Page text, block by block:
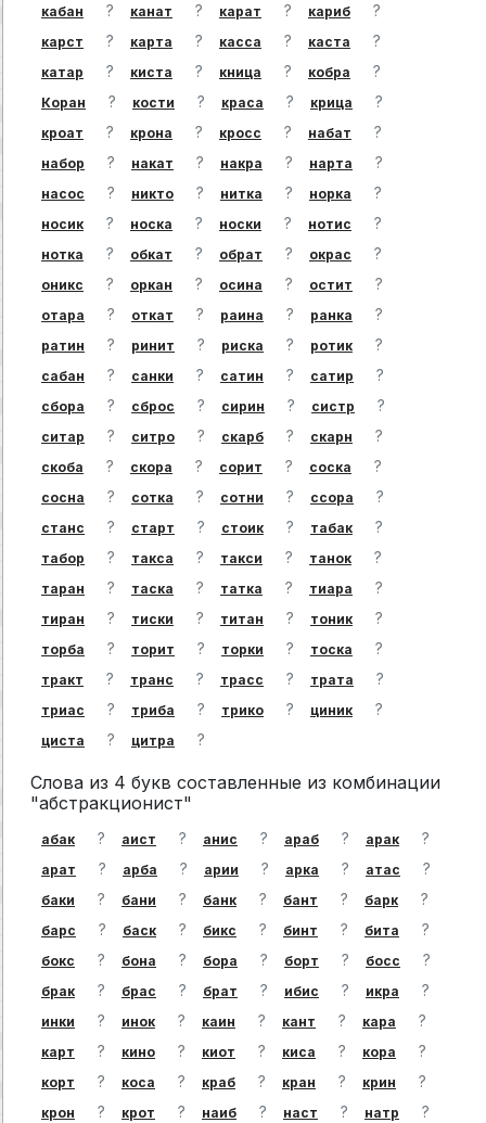
кабан ? канат ? карат ? кариб ?
карст ? карта ? касса ? каста ?
катар ? киста ? кница ? кобра ?
Коран ? кости ? краса ? крица ?
кроат ? крона ? кросс ? набат ?
набор ? накат ? накра ? нарта ?
насос ? никто ? нитка ? норка ?
носик ? носка ? носки ? нотис ?
нотка ? обкат ? обрат ? окрас ?
оникс ? оркан ? осина ? остит ?
отара ? откат ? раина ? ранка ?
ратин ? ринит ? риска ? ротик ?
сабан ? санки ? сатин ? сатир ?
сбора ? сброс ? сирин ? систр ?
ситар ? ситро ? скарб ? скарн ?
скоба ? скора ? сорит ? соска ?
сосна ? сотка ? сотни ? ссора ?
станс ? старт ? стоик ? табак ?
табор ? такса ? такси ? танок ?
таран ? таска ? татка ? тиара ?
тиран ? тиски ? титан ? тоник ?
торба ? торит ? торки ? тоска ?
тракт ? транс ? трасс ? трата ?
триас ? триба ? трико ? циник ?
циста ? цитра ?
Слова из 4 букв составленные из комбинации
"абстракционист"
абак ? аист ? анис ? араб ? арак ?
арат ? арба ? арии ? арка ? атас ?
баки ? бани ? банк ? бант ? барк ?
барс ? баск ? бикс ? бинт ? бита ?
бокс ? бона ? бора ? борт ? босс ?
брак ? брас ? брат ? ибис ? икра ?
инки ? инок ? каин ? кант ? кара ?
карт ? кино ? киот ? киса ? кора ?
корт ? коса ? краб ? кран ? крин ?
крон ? крот ? наиб ? наст ? натр ?